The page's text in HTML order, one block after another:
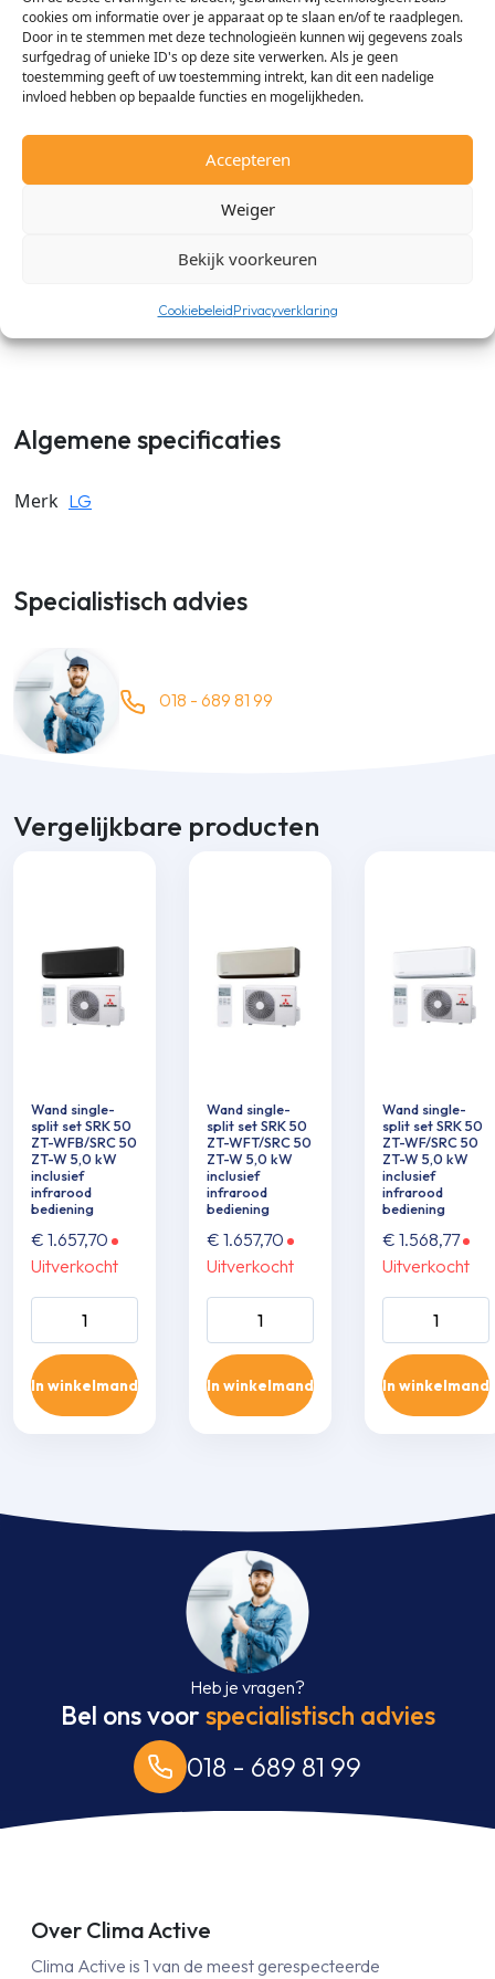
cookies om informatie over je apparaat op te slaan en/of te raadplegen.
Door in te stemmen met deze technologieën kunnen wij gegevens zoals
surfgedrag of unieke ID's op deze site verwerken. Als je geen
toestemming geeft of uw toestemming intrekt, kan dit een nadelige
invloed hebben op bepaalde functies en mogelijkheden.
Accepteren
Weiger
Bekijk voorkeuren
CookiebeleidPrivacyverklaring
• Afmetingen: 950 × 950 x 35 mm
• Pas de optionele Elevation Grill Kit toe (PTVK440) voor
vereenvoudigd onderhoud
• Compleet zuiveringssysteem: PM1.0-sensor + PT-AHMP0
kit
• Geïntegreerde sensoren: vloer- (standaard) en
mensdetectie (optioneel) voor smart besparing
Algemene specificaties
Merk LG
Specialistisch advies
018 - 689 81 99
Vergelijkbare producten
Wand single-
split set SRK 50
ZT-WFB/SRC 50
ZT-W 5,0 kW
inclusief
infrarood
bediening
€ 1.657,70
Uitverkocht
WFB/SRC 50 ZT-
W 5,0 kW inclusief
infrarood
In winkelmand
Wand single-
split set SRK 50
ZT-WFT/SRC 50
ZT-W 5,0 kW
inclusief
infrarood
bediening
€ 1.657,70
Uitverkocht
WFT/SRC 50 ZT-
W 5,0 kW inclusief
infrarood
In winkelmand
Wand single-
split set SRK 50
ZT-WF/SRC 50
ZT-W 5,0 kW
inclusief
infrarood
bediening
€ 1.568,77
Uitverkocht
WF/SRC 50
5,0 kW
infrarood
In winkelmand
Heb je vragen?
Bel ons voorspecialistisch advies
018 - 689 81 99
Over Clima Active
Clima Active is 1 van de meest gerespecteerde